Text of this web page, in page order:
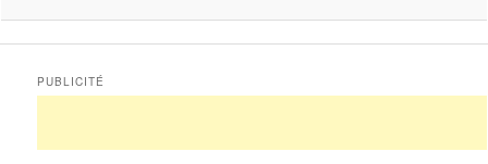
PUBLICITÉ